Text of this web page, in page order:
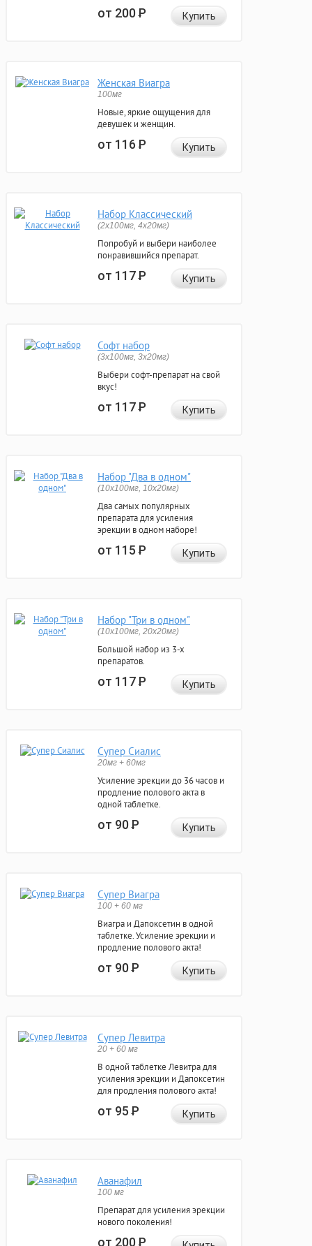
от 200Р Купить
Женская Виагра
100мг
Новые, яркие ощущения для
девушек и женщин.
от 116Р Купить
Набор Классический
(2x100мг, 4x20мг)
Попробуй и выбери наиболее
понравившийся препарат.
от 117Р Купить
Софт набор
(3x100мг, 3x20мг)
Выбери софт-препарат на свой
вкус!
от 117Р Купить
Набор "Два в одном"
(10x100мг, 10x20мг)
Два самых популярных
препарата для усиления
эрекции в одном наборе!
от 115Р Купить
Набор "Три в одном"
(10x100мг, 20x20мг)
Большой набор из 3-х
препаратов.
от 117Р Купить
Супер Сиалис
20мг + 60мг
Усиление эрекции до 36 часов и
продление полового акта в
одной таблетке.
от 90Р Купить
Супер Виагра
100 + 60 мг
Виагра и Дапоксетин в одной
таблетке. Усиление эрекции и
продление полового акта!
от 90Р Купить
Супер Левитра
20 + 60 мг
В одной таблетке Левитра для
усиления эрекции и Дапоксетин
для продления полового акта!
от 95Р Купить
Аванафил
100 мг
Препарат для усиления эрекции
нового поколения!
от 200Р